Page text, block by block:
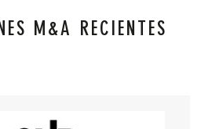
M&A RECIENTES